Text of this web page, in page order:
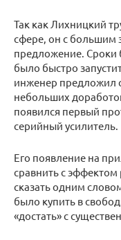
Так как Лихницкий
сфере, он с большим
предложение. Сроки
было быстро
инженер предложил
небольших
появился первый
серийный усилитель.
Его появление на
сравнить с
сказать одним
было купить в
«достать» с